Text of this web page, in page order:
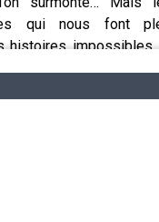
qui nous font
histoires
impossible, son